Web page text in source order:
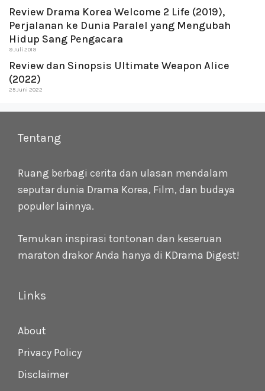
Review Drama Korea Welcome 2 Life (2019),
Perjalanan ke Dunia Paralel yang Mengubah
Hidup Sang Pengacara
9 Juli 2019
Review dan Sinopsis Ultimate Weapon Alice
(2022)
25 Juni 2022
Tentang
Ruang berbagi cerita dan ulasan mendalam
seputar dunia Drama Korea, Film, dan budaya
populer lainnya.
Temukan inspirasi tontonan dan keseruan
maraton drakor Anda hanya di KDrama Digest!
Links
About
Privacy Policy
Disclaimer